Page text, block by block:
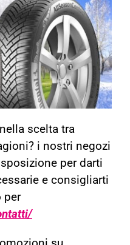
scelta tra
i nostri negozi
per darti
e consigliarti
per